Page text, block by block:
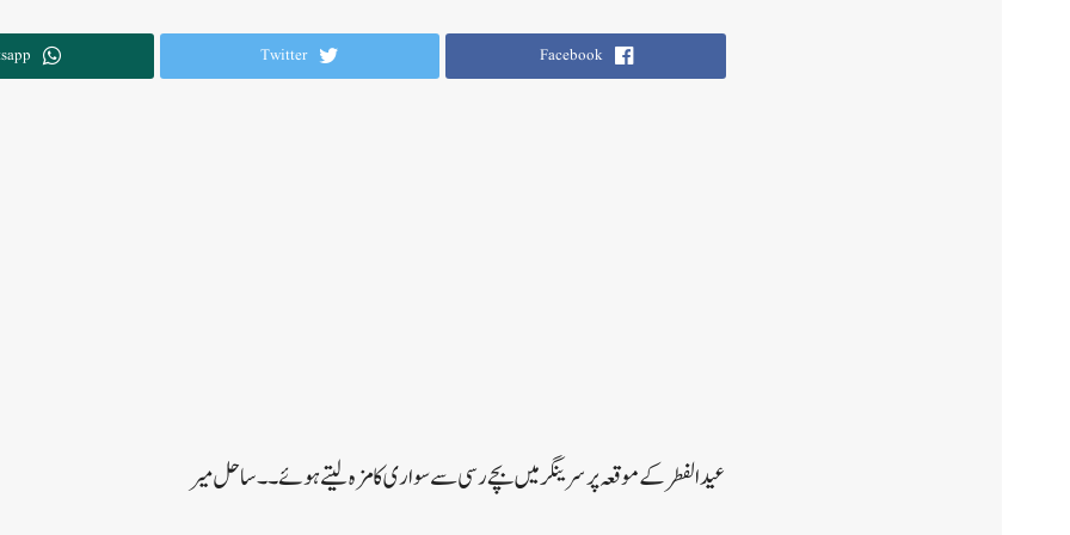
Facebook
Twitter
عید الفطر کے موقعہ پر سرینگر میں بچے رسی سے سواری کا مزہ لیتے ہوئے۔۔ساحل میر